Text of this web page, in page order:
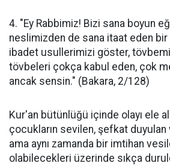
4. "Ey Rabbimiz! Bizi sana boyun
neslimizden de sana itaat eden bir
ibadet usullerimizi göster,
tövbeleri çokça kabul eden, çok
ancak sensin." (Bakara, 2/128)
Kur'an bütünlüğü içinde olayı ele
çocukların sevilen, şefkat duyulan
ama aynı zamanda bir imtihan
olabilecekleri üzerinde sıkça